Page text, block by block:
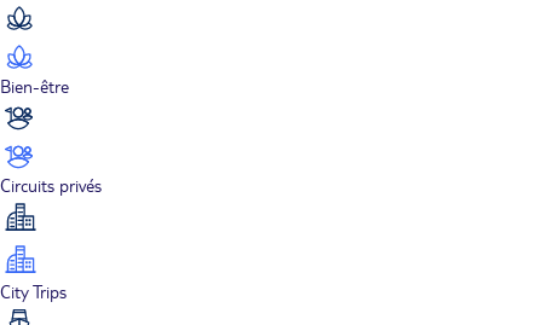
Bien-être
Circuits privés
City Trips